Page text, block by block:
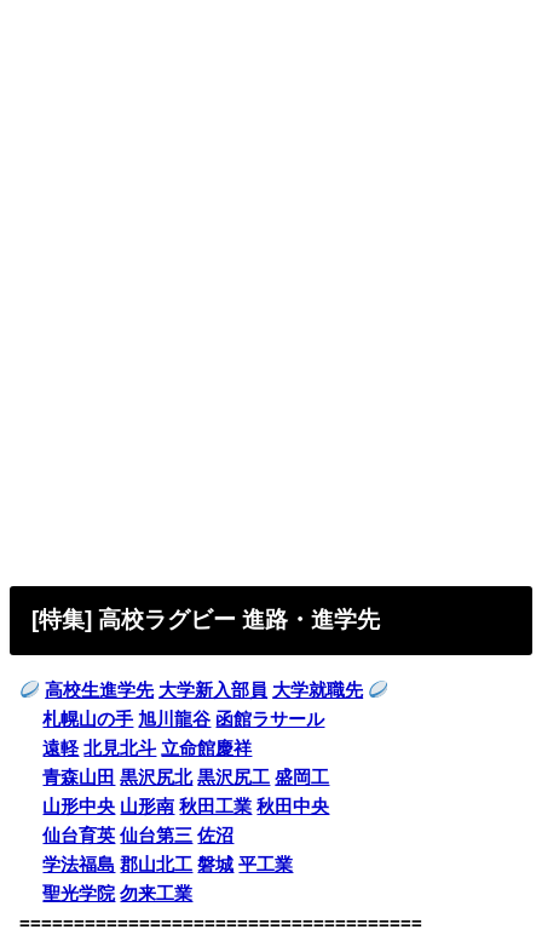
[特集] 高校ラグビー 進路・進学先
高校生進学先 大学新入部員 大学就職先
札幌山の手 旭川龍谷 函館ラサール
遠軽 北見北斗 立命館慶祥
青森山田 黒沢尻北 黒沢尻工 盛岡工
山形中央 山形南 秋田工業 秋田中央
仙台育英 仙台第三 佐沼
学法福島 郡山北工 磐城 平工業
聖光学院 勿来工業
=====================================